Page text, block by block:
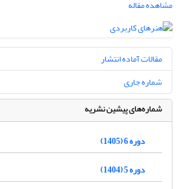
مشاهده مقاله
مقالات آماده انتشار
شماره جاری
شماره‌های پیشین نشریه
دوره 6 (1405)
دوره 5 (1404)